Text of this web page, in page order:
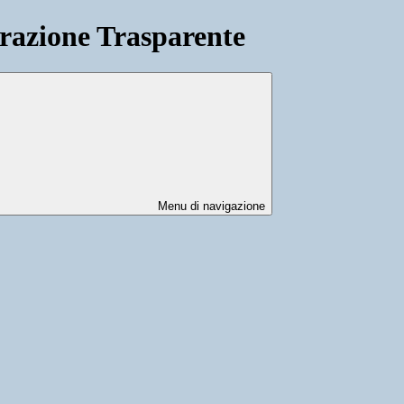
Trasparente
Menu di navigazione